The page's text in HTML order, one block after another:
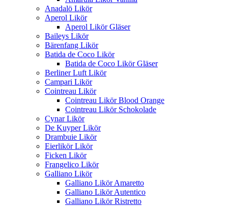
Anadalö Likör
Aperol Likör
Aperol Likör Gläser
Baileys Likör
Bärenfang Likör
Batida de Coco Likör
Batida de Coco Likör Gläser
Berliner Luft Likör
Campari Likör
Cointreau Likör
Cointreau Likör Blood Orange
Cointreau Likör Schokolade
Cynar Likör
De Kuyper Likör
Drambuie Likör
Eierlikör Likör
Ficken Likör
Frangelico Likör
Galliano Likör
Galliano Likör Amaretto
Galliano Likör Autentico
Galliano Likör Ristretto